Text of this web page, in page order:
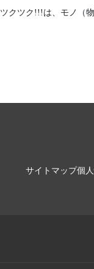
ツクツク!!!は、 モノ（物
サイトマップ個